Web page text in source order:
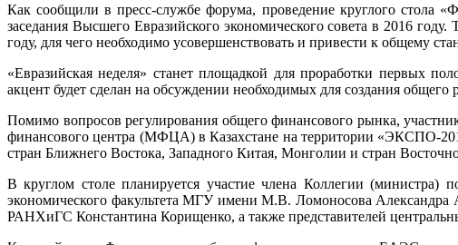
Как сообщили в пресс-службе форума, проведение круглого стола
заседания Высшего Евразийского экономического совета в 2016
году, для чего необходимо усовершенствовать и привести к общему
«Евразийская неделя» станет площадкой для проработки первых
акцент будет сделан на обсуждении необходимых для создания
Помимо вопросов регулирования общего финансового рынка,
финансового центра (МФЦА) в Казахстане на территории «ЭКСПО-
стран Ближнего Востока, Западного Китая, Монголии и стран
В круглом столе планируется участие члена Коллегии
экономического факультета МГУ имени М.В. Ломоносова
РАНХиГС Константина Корищенко, а также представителей